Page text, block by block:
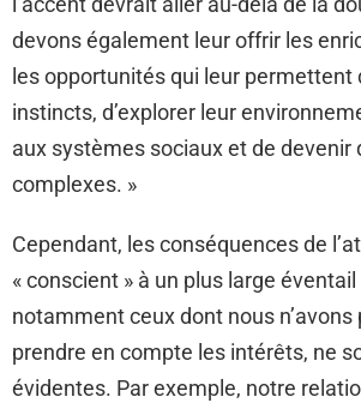
devons également leur offrir les
les opportunités qui leur permettent
instincts, d’explorer leur
aux systèmes sociaux et de devenir
complexes. »
Cependant, les conséquences de
« conscient » à un plus large éventail
notamment ceux dont nous n’avons
prendre en compte les intérêts, ne
évidentes. Par exemple, notre